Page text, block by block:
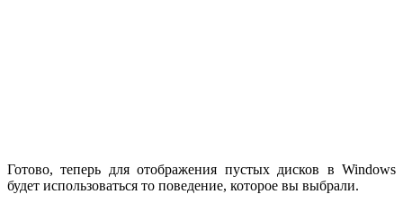
Готово, теперь для отображения пустых дисков в Windows
будет использоваться то поведение, которое вы выбрали.